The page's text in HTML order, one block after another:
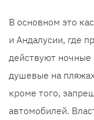
В основном это
и Андалусии, где
действуют ночные
душевые на
кроме того,
автомобилей.